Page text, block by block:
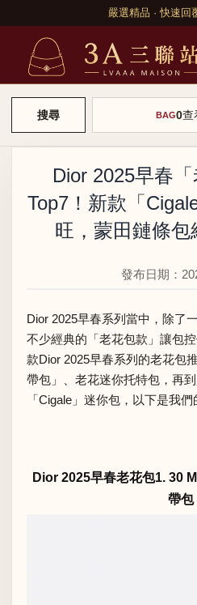
嚴選精品 · 快速回
搜尋 BAG0查
Dior 2025早春
Top7！新款「
旺，蒙田鏈條包
發布日期：
Dior 2025早春系列當中，除了
不少經典的「老花包款」讓包
款Dior 2025早春系列的老花包
帶包」、老花迷你托特包，再
「Cigale」迷你包，以下是我們
Dior 2025早春老花包1. 30
帶包